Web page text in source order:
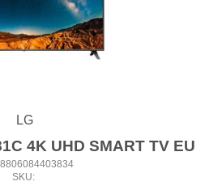
LG
4K UHD SMART TV EU
SKU: